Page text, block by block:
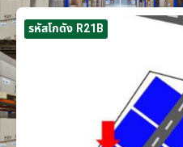
รหัสโกดัง R21B